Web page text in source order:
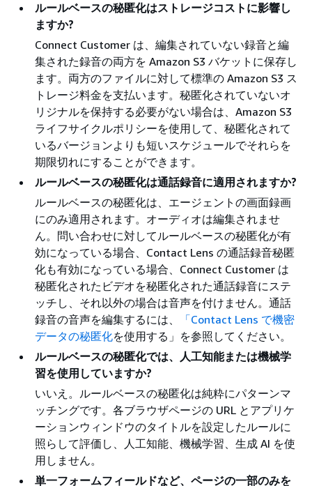
ルールベースの秘匿化はストレージコストに影響し
ますか?
Connect Customer は、編集されていない録音と編
集された録音の両方を Amazon S3 バケットに保存し
ます。両方のファイルに対して標準の Amazon S3 ス
トレージ料金を支払います。秘匿化されていないオ
リジナルを保持する必要がない場合は、Amazon S3
ライフサイクルポリシーを使用して、秘匿化されて
いるバージョンよりも短いスケジュールでそれらを
期限切れにすることができます。
ルールベースの秘匿化は通話録音に適用されますか?
ルールベースの秘匿化は、エージェントの画面録画
にのみ適用されます。オーディオは編集されませ
ん。問い合わせに対してルールベースの秘匿化が有
効になっている場合、Contact Lens の通話録音秘匿
化も有効になっている場合、Connect Customer は
秘匿化されたビデオを秘匿化された通話録音にステ
ッチし、それ以外の場合は音声を付けません。通話
録音の音声を編集するには、
「Contact Lens で機密
データの秘匿化を使用する」を参照してください。
ルールベースの秘匿化では、人工知能または機械学
習を使用していますか?
いいえ。ルールベースの秘匿化は純粋にパターンマ
ッチングです。各ブラウザページの URL とアプリケ
ーションウィンドウのタイトルを設定したルールに
照らして評価し、人工知能、機械学習、生成 AI を使
用しません。
単一フォームフィールドなど、ページの一部のみを